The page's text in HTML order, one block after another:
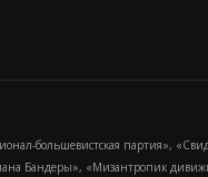
большевистская партия»,
Бандеры», «Мизантропик